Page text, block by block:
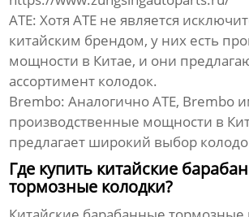
ATE: Хотя ATE не является
китайским брендом, у них есть
мощности в Китае, и они
ассортимент колодок.
Brembo: Аналогично ATE, Brembo
производственные мощности в
предлагает широкий выбор
Где купить китайские
тормозные колодки?